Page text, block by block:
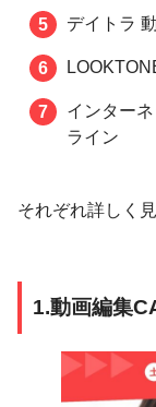
デイトラ
インター
ライン
それぞれ詳しく
1.動画編集